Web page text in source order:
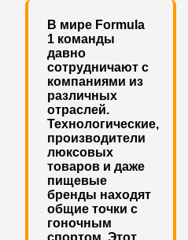
В мире Formula
1 команды
давно
сотрудничают с
компаниями из
различных
отраслей.
Технологические,
производители
люксовых
товаров и даже
пищевые
бренды находят
общие точки с
гоночным
спортом. Этот